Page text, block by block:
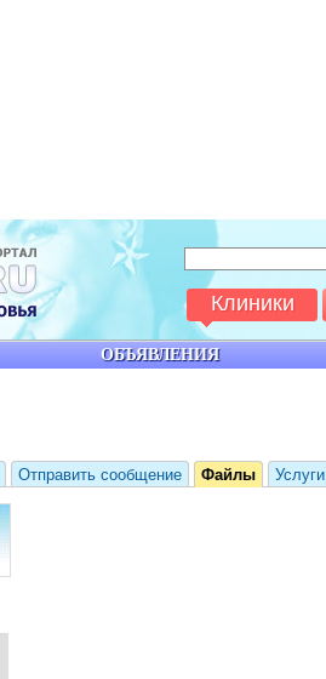
Отправить сообщение Файлы Услуги
ОБЪЯВЛЕНИЯ
Клиники